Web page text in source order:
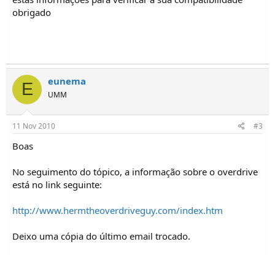
obrigado
E eunema
UMM
11 Nov 2010 #3
Boas
No seguimento do tópico, a informação sobre o overdrive
está no link seguinte:
http://www.hermtheoverdriveguy.com/index.htm
Deixo uma cópia do último email trocado.